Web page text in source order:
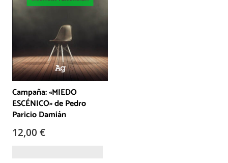
Campaña: «MIEDO
ESCÉNICO» de Pedro
Paricio Damián
12,00 €